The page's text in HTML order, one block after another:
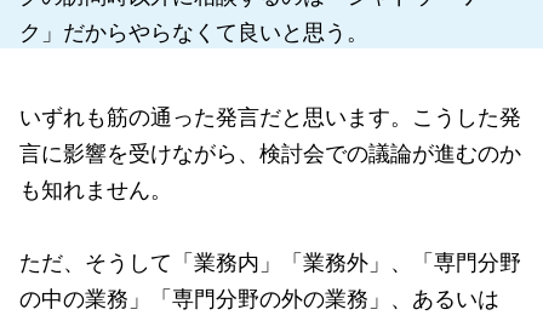
ク」だからやらなくて良いと思う。
いずれも筋の通った発言だと思います。こうした発
言に影響を受けながら、検討会での議論が進むのか
も知れません。
ただ、そうして「業務内」「業務外」、「専門分野
の中の業務」「専門分野の外の業務」、あるいは